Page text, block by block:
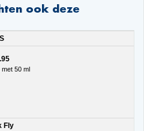
ook deze
met 50 ml
Fly